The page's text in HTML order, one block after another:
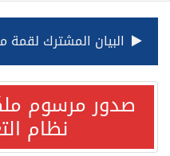
صدور مرسوم
نظام